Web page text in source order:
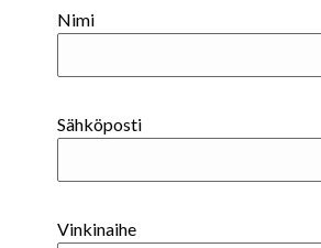
Nimi
Sähköposti
Vinkinaihe